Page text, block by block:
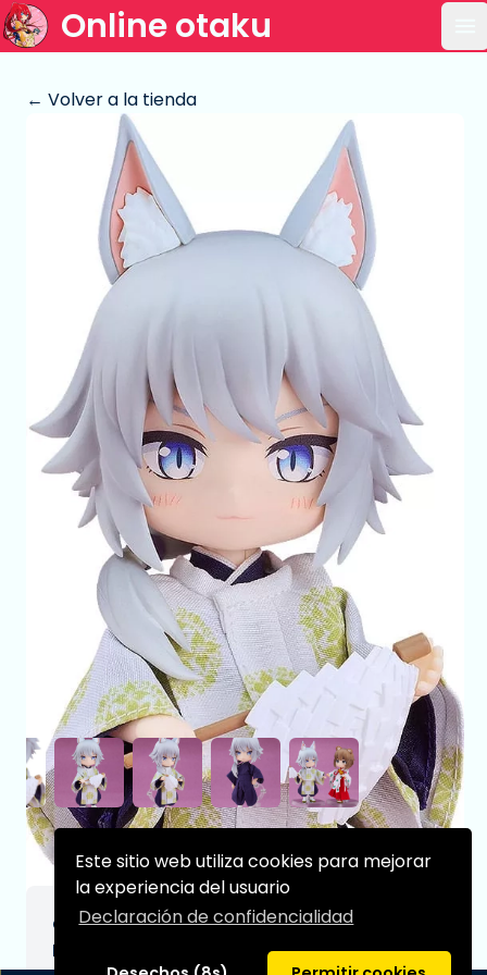
Este sitio web utiliza cookies para mejorar
la experiencia del usuario
Declaración de confidencialidad
Online otaku
← Volver a la tienda
Original Character Figura Nendoroid Doll
Fox Kannushi: Rei 14 cm